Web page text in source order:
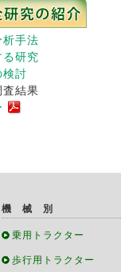
手法
研究
検討
結果
機 械 別
乗用トラクター
歩行用トラクター